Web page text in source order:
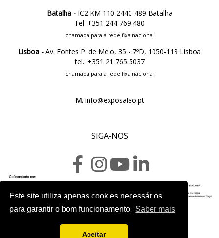
Este site utiliza apenas cookies necessários
para garantir o bom funcionamento. Saber mais
Aceitar
Batalha -IC2 KM 110 2440-489 Batalha
Tel. +351 244 769 480
chamada para a rede fixa nacional
Lisboa - Av. Fontes P. de Melo, 35 - 7ºD, 1050-118 Lisboa
tel.: +351 21 765 5037
chamada para a rede fixa nacional
M.info@exposalao.pt
SIGA-NOS